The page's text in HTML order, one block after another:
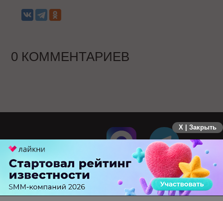
0 КОММЕНТАРИЕВ
X | Закрыть
ПЕРЕЙТИ НА ПОЛНУЮ ВЕРСИЮ
© SEOnews.ru Все права защищены. 2026